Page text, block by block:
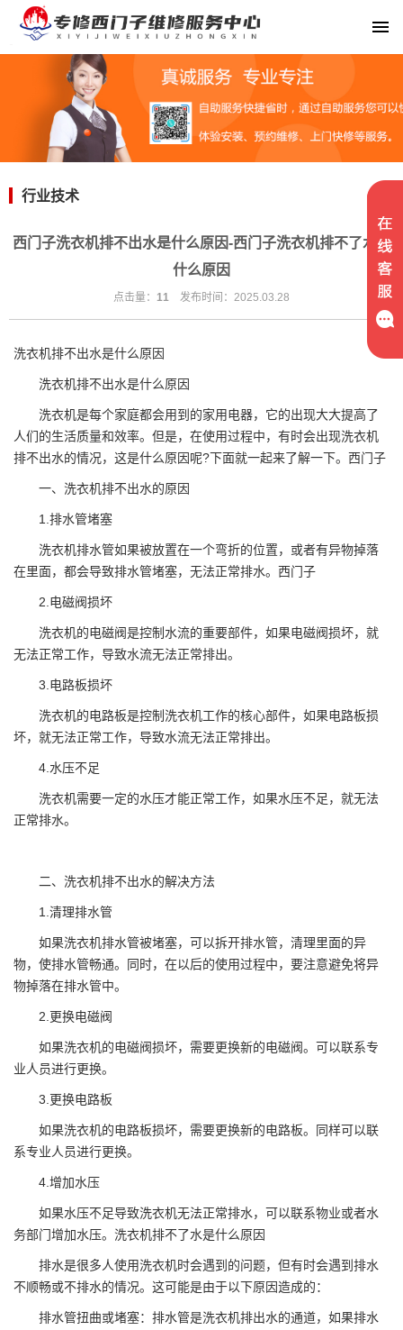
行业技术
西门子洗衣机排不出水是什么原因-西门子洗衣机排不了水是
什么原因
点击量： 11 发布时间：2025.03.28
洗衣机排不出水是什么原因
洗衣机排不出水是什么原因
洗衣机是每个家庭都会用到的家用电器，它的出现大大提高了
人们的生活质量和效率。但是，在使用过程中，有时会出现洗衣机
排不出水的情况，这是什么原因呢?下面就一起来了解一下。西门子
一、洗衣机排不出水的原因
1.排水管堵塞
洗衣机排水管如果被放置在一个弯折的位置，或者有异物掉落
在里面，都会导致排水管堵塞，无法正常排水。西门子
2.电磁阀损坏
洗衣机的电磁阀是控制水流的重要部件，如果电磁阀损坏，就
无法正常工作，导致水流无法正常排出。
3.电路板损坏
洗衣机的电路板是控制洗衣机工作的核心部件，如果电路板损
坏，就无法正常工作，导致水流无法正常排出。
4.水压不足
洗衣机需要一定的水压才能正常工作，如果水压不足，就无法
正常排水。
二、洗衣机排不出水的解决方法
1.清理排水管
如果洗衣机排水管被堵塞，可以拆开排水管，清理里面的异
物，使排水管畅通。同时，在以后的使用过程中，要注意避免将异
物掉落在排水管中。
2.更换电磁阀
如果洗衣机的电磁阀损坏，需要更换新的电磁阀。可以联系专
业人员进行更换。
3.更换电路板
如果洗衣机的电路板损坏，需要更换新的电路板。同样可以联
系专业人员进行更换。
4.增加水压
如果水压不足导致洗衣机无法正常排水，可以联系物业或者水
务部门增加水压。洗衣机排不了水是什么原因
排水是很多人使用洗衣机时会遇到的问题，但有时会遇到排水
不顺畅或不排水的情况。这可能是由于以下原因造成的：
排水管扭曲或堵塞：排水管是洗衣机排出水的通道，如果排水